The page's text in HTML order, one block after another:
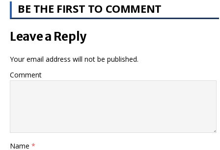
BE THE FIRST TO COMMENT
Leave a Reply
Your email address will not be published.
Comment
Name *